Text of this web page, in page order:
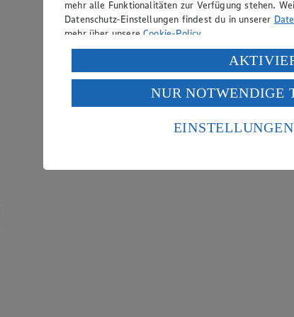
mehr alle Funktionalitäten zur Verfügung stehen.
Datenschutz-Einstellungen findest du in unserer
mehr über unsereCookie-Policy.
Verarbeitung deiner personenbezogenen Daten in
Wenn du auf „Aktivieren“ klickst, willigst du im
ein, dass deine Daten in den USA verarbeitet
einem nach europäischen Standards nicht
Risiko eines Zugriffs durch US-amerikanische
NUR NOTWENDIGE